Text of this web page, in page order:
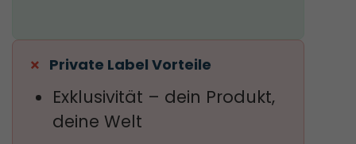
Private Label Vorteile
Exklusivität – dein Produkt,
deine Welt